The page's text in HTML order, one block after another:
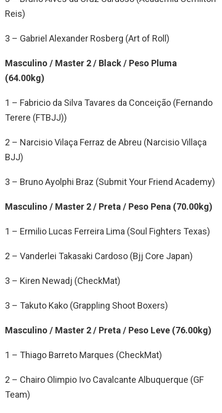
Reis)
3 – Gabriel Alexander Rosberg (Art of Roll)
Masculino / Master 2 / Black / Peso Pluma
(64.00kg)
1 – Fabricio da Silva Tavares da Conceição (Fernando
Terere (FTBJJ))
2 – Narcisio Vilaça Ferraz de Abreu (Narcisio Villaça
BJJ)
3 – Bruno Ayolphi Braz (Submit Your Friend Academy)
Masculino / Master 2 / Preta / Peso Pena (70.00kg)
1 – Ermilio Lucas Ferreira Lima (Soul Fighters Texas)
2 – Vanderlei Takasaki Cardoso (Bjj Core Japan)
3 – Kiren Newadj (CheckMat)
3 – Takuto Kako (Grappling Shoot Boxers)
Masculino / Master 2 / Preta / Peso Leve (76.00kg)
1 – Thiago Barreto Marques (CheckMat)
2 – Chairo Olimpio Ivo Cavalcante Albuquerque (GF
Team)